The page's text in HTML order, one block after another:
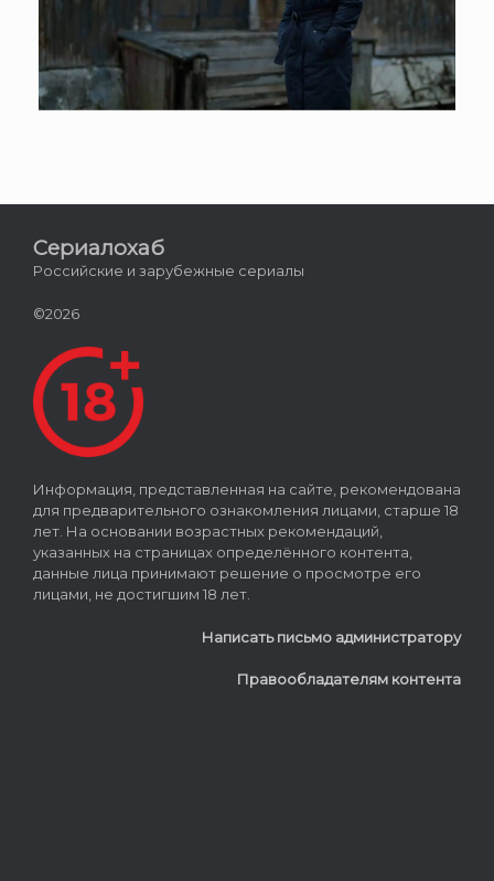
Сериалохаб
Российские и зарубежные сериалы
©2026
Информация, представленная на сайте, рекомендована
для предварительного ознакомления лицами, старше 18
лет. На основании возрастных рекомендаций,
указанных на страницах определённого контента,
данные лица принимают решение о просмотре его
лицами, не достигшим 18 лет.
Написать письмо администратору
Правообладателям контента